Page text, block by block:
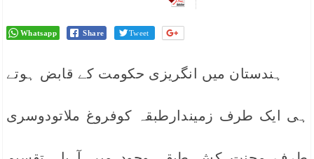
Whatsapp Share Tweet
ہندستان میں انگریزی حکومت کے قابض ہوتے
ہی ایک طرف زمیندارطبقہ کوفروغ ملاتودوسری